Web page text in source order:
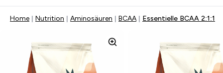
Home Nutrition Aminosäuren BCAA Essentielle BCAA 2:1:1